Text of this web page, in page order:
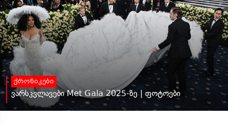
ქრონიკები
ვარსკვლავები Met Gala 2025-ზე | ფოტოები